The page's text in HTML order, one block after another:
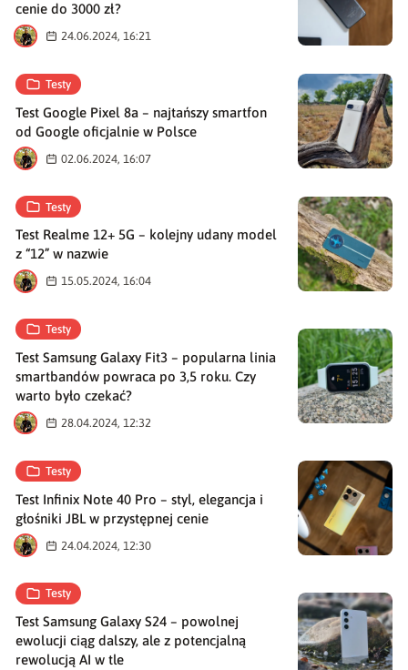
cenie do 3000 zł?
M
24.06.2024, 16:21
Testy
Test Google Pixel 8a – najtańszy smartfon
od Google oficjalnie w Polsce
M
02.06.2024, 16:07
Testy
Test Realme 12+ 5G – kolejny udany model
z “12” w nazwie
M
15.05.2024, 16:04
Testy
Test Samsung Galaxy Fit3 – popularna linia
smartbandów powraca po 3,5 roku. Czy
warto było czekać?
M
28.04.2024, 12:32
Testy
Test Infinix Note 40 Pro – styl, elegancja i
głośniki JBL w przystępnej cenie
M
24.04.2024, 12:30
Testy
Test Samsung Galaxy S24 – powolnej
ewolucji ciąg dalszy, ale z potencjalną
rewolucją AI w tle